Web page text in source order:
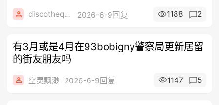
discotheque 2026-6-9回复 1188 2
有3月或是4月在93bobigny警察局更新居留
的街友朋友吗
空灵飘渺 2026-6-9回复 1147 5